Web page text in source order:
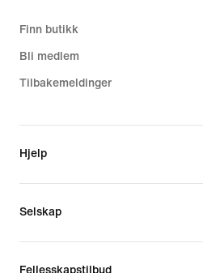
Finn butikk
Bli medlem
Tilbakemeldinger
Hjelp
Selskap
Fellesskapstilbud